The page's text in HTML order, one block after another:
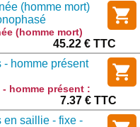
(homme mort)
(homme mort)
: ACPS1
45.22 € TTC
- homme présent
homme présent :
7.37 € TTC
en saillie - fixe -